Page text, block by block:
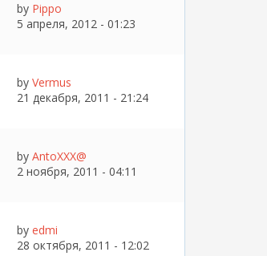
by Pippo
5 апреля, 2012 - 01:23
by Vermus
21 декабря, 2011 - 21:24
by AntoXXX@
2 ноября, 2011 - 04:11
by edmi
28 октября, 2011 - 12:02